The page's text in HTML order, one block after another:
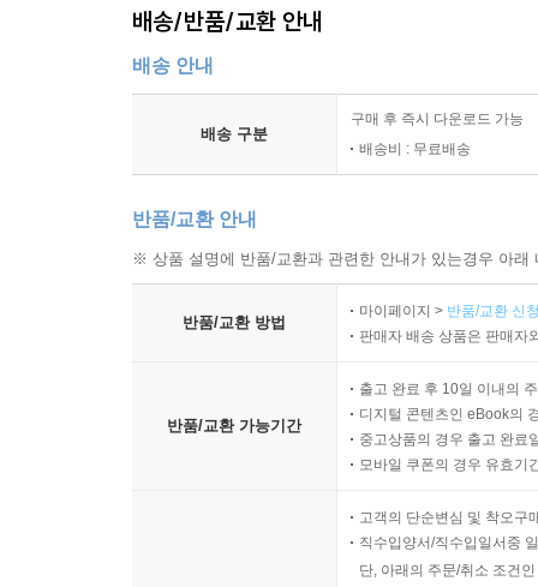
배송/반품/교환 안내
배송 안내
배송 구분
구매 후 즉시 다운로드 가능
배송비 : 무료배송
반품/교환 안내
※ 상품 설명에 반품/교환과 관련한 안내가 있는경우 아
반품/교환 방법
마이페이지 > 반품/교환 신
판매자 배송 상품은 판매자
반품/교환 가능기간
출고 완료 후 10일 이내의
디지털 콘텐츠인 eBook의
중고상품의 경우 출고 완료
모바일 쿠폰의 경우 유효기
고객의 단순변심 및 착오구
직수입양서/직수입일서중
단, 아래의 주문/취소 조건